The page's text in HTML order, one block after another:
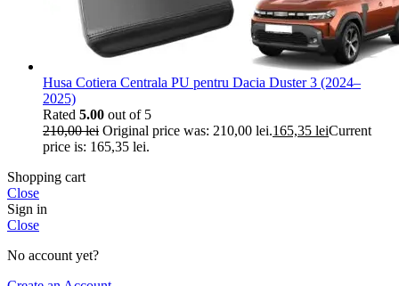
Husa Cotiera Centrala PU pentru Dacia Duster 3 (2024–
2025)
Rated 5.00 out of 5
210,00lei Original price was: 210,00 lei.165,35 leiCurrent
price is: 165,35 lei.
Shopping cart
Close
Sign in
Close
No account yet?